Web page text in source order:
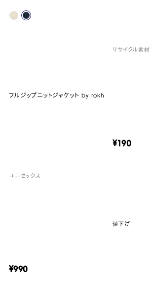
フルジップニットジャケット by rokh
ユニセックス
¥990
リサイクル素材
¥190
値下げ